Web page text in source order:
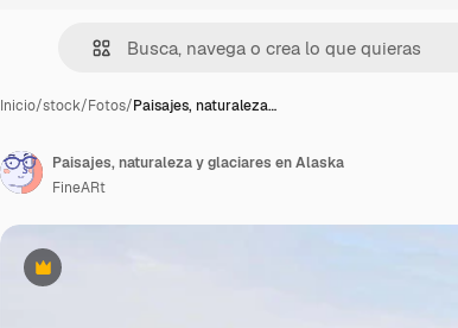
Inicio/stock/Fotos/Paisajes, naturaleza…
Premium
Paisajes, naturaleza y glaciares en Alaska
FineARt